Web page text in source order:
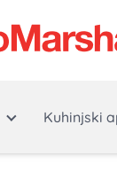
Kuhinjski